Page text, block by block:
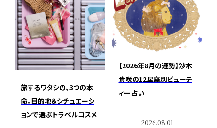
旅するワタシの、3つの本
命。目的地＆シチュエーシ
ョンで選ぶトラベルコスメ
【2026年8月の運勢】沙木
貴咲の12星座別ビューテ
ィー占い
2026.08.01